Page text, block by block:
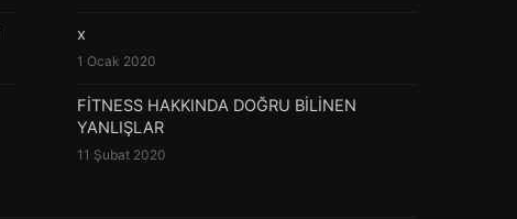
x
1 Ocak 2020
FİTNESS HAKKINDA DOĞRU BİLİNEN
YANLIŞLAR
11 Şubat 2020